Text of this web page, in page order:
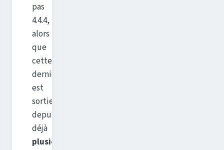
pas
4.4.4,
alors
que
cette
dernière
est
sortie
depuis
déjà
plusieurs mois